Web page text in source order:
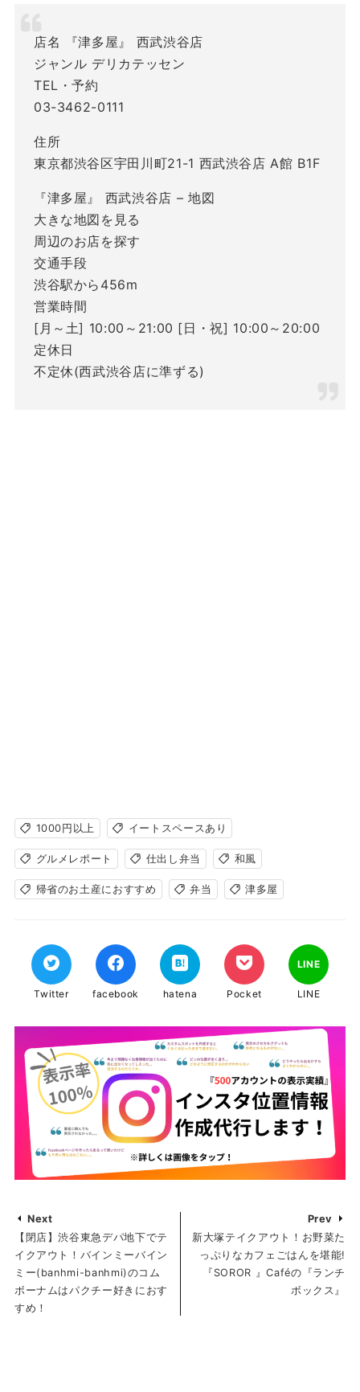
店名 『津多屋』 西武渋谷店
ジャンル デリカテッセン
TEL・予約
03-3462-0111
住所
東京都渋谷区宇田川町21-1 西武渋谷店 A館 B1F
『津多屋』 西武渋谷店 – 地図
大きな地図を見る
周辺のお店を探す
交通手段
渋谷駅から456m
営業時間
[月～土] 10:00～21:00 [日・祝] 10:00～20:00
定休日
不定休(西武渋谷店に準ずる)
1000円以上 イートスペースあり
グルメレポート 仕出し弁当 和風
帰省のお土産におすすめ 弁当 津多屋
Twitter facebook hatena Pocket
LINE
LINE
Next
【閉店】渋谷東急デパ地下でテ
イクアウト！バインミーバイン
ミー(banhmi-banhmi)のコム
ボーナムはパクチー好きにおす
すめ！
Prev
新大塚テイクアウト！お野菜た
っぷりなカフェごはんを堪能!
『SOROR 』Caféの『ランチ
ボックス』